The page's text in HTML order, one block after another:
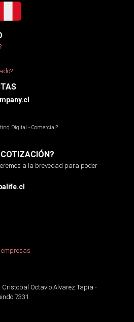
Digital - Comercial?
a la brevedad para poder
Cristobal Octavio Alvarez Tapia -
7331